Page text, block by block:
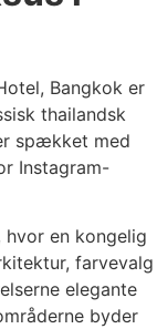
Bangkok er
thailandsk
spækket med
Instagram-
en kongelig
farvevalg
elegante
byder